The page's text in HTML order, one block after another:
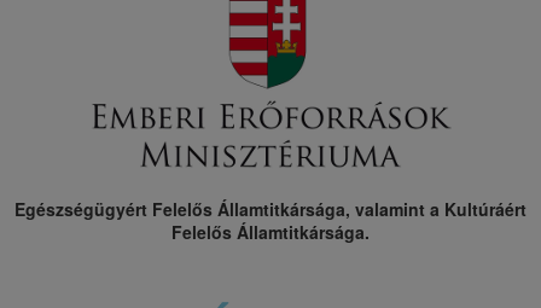
Egészségügyért Felelős Államtitkársága, valamint a Kultúráért
Felelős Államtitkársága.